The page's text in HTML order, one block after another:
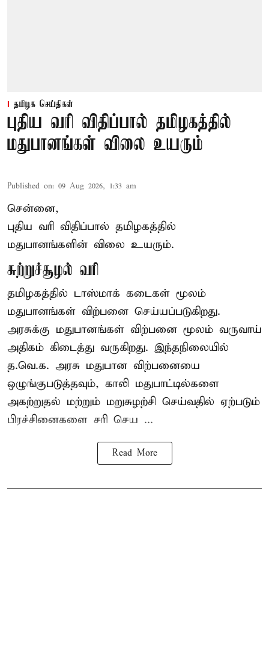
தமிழக செய்திகள்
புதிய வரி விதிப்பால் தமிழகத்தில்
மதுபானங்கள் விலை உயரும்
Published on: 09 Aug 2026, 1:33 am
சென்னை,
புதிய வரி விதிப்பால் தமிழகத்தில்
மதுபானங்களின் விலை உயரும்.
சுற்றுச்சூழல் வரி
தமிழகத்தில் டாஸ்மாக் கடைகள் மூலம்
மதுபானங்கள் விற்பனை செய்யப்படுகிறது.
அரசுக்கு மதுபானங்கள் விற்பனை மூலம் வருவாய்
அதிகம் கிடைத்து வருகிறது. இந்தநிலையில்
த.வெ.க. அரசு மதுபான விற்பனையை
ஒழுங்குபடுத்தவும், காலி மதுபாட்டில்களை
அகற்றுதல் மற்றும் மறுசுழற்சி செய்வதில் ஏற்படும்
பிரச்சினைகளை சரி செய ...
Read More